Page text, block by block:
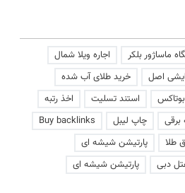
ماساژور بلکر
اجاره ویلا شمال
اصل
خرید طلای آب شده
استند تسلیت
اخذ رتبه
برقی چاپ لیبل
Buy backlinks
طلا
پارتیشن شیشه ای
دبی پارتیشن شیشه ای